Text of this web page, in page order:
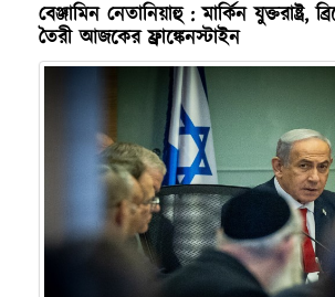
বেঞ্জামিন নেতানিয়াহু : মার্কিন যুক্তরাষ্ট্র,
তৈরী আজকের ফ্রাঙ্কেনস্টাইন